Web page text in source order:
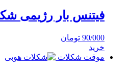
فیتنس بار رژیمی
90/000 تومان
خرید
موقت شکلات